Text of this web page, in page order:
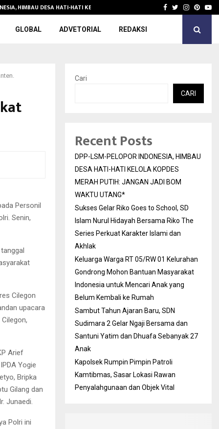
HIMBAU DESA HATI-HATI KELOLA KOPDES… Sukses
Facebook
Twitter
GLOBAL ADVETORIAL REDAKSI
Personil
Senin,
Cilegon
upacara
Arief
Yogie
Bripka
Gilang dan
Junaedi.
Polri ini
Cari
CARI
Recent Posts
DPP-LSM-PELOPOR INDONESIA, HIMBAU
DESA HATI-HATI KELOLA KOPDES
MERAH PUTIH: JANGAN JADI BOM
WAKTU UTANG*
Sukses Gelar Riko Goes to School, SD
Islam Nurul Hidayah Bersama Riko The
Series Perkuat Karakter Islami dan
Akhlak
Keluarga Warga RT 05/RW 01 Kelurahan
Gondrong Mohon Bantuan Masyarakat
Indonesia untuk Mencari Anak yang
Belum Kembali ke Rumah
Sambut Tahun Ajaran Baru, SDN
Sudimara 2 Gelar Ngaji Bersama dan
Santuni Yatim dan Dhuafa Sebanyak 27
Anak
Kapolsek Rumpin Pimpin Patroli
Kamtibmas, Sasar Lokasi Rawan
Penyalahgunaan dan Objek Vital